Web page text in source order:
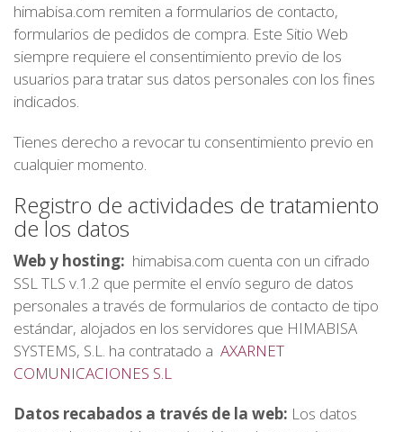
himabisa.com remiten a formularios de contacto,
formularios de pedidos de compra. Este Sitio Web
siempre requiere el consentimiento previo de los
usuarios para tratar sus datos personales con los fines
indicados.
Tienes derecho a revocar tu consentimiento previo en
cualquier momento.
Registro de actividades de tratamiento
de los datos
Web y hosting: himabisa.com cuenta con un cifrado
SSL TLS v.1.2 que permite el envío seguro de datos
personales a través de formularios de contacto de tipo
estándar, alojados en los servidores que HIMABISA
SYSTEMS, S.L. ha contratado a AXARNET
COMUNICACIONES S.L
Datos recabados a través de la web: Los datos